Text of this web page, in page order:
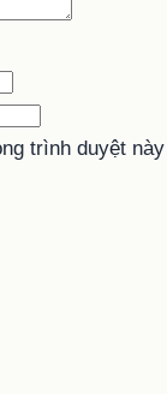
trình duyệt này